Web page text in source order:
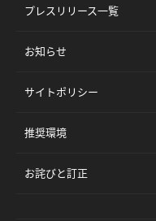
プレスリリース一覧
お知らせ
サイトポリシー
推奨環境
お詫びと訂正